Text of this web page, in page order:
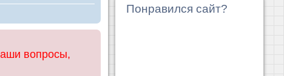
вопросы,
Понравился сайт?